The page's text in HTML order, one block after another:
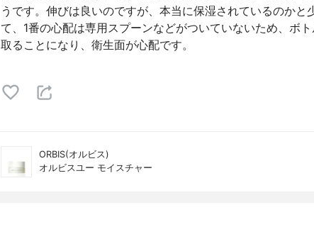
うです。伸びは良いのですが、本当に保湿されているのかと
て、1番の心配は専用スプーンなどがついていないため、ボ
取ることになり、衛生面が心配です。
ORBIS(オルビス)
オルビスユー モイスチャー